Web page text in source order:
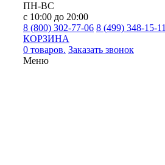
ПН-ВС
с 10:00 до 20:00
8 (800) 302-77-06 8 (499) 348-15-11
КОРЗИНА
0 товаров. Заказать звонок
Меню